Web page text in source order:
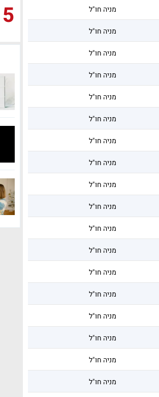
מניה חו"ל
מניה חו"ל
מניה חו"ל
מניה חו"ל
מניה חו"ל
מניה חו"ל
מניה חו"ל
מניה חו"ל
מניה חו"ל
מניה חו"ל
מניה חו"ל
מניה חו"ל
מניה חו"ל
מניה חו"ל
מניה חו"ל
מניה חו"ל
מניה חו"ל
מניה חו"ל
5